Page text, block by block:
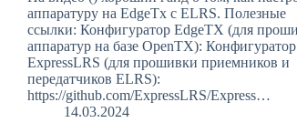
аппаратуру на EdgeTx с ELRS. Полезные
ссылки: Конфигуратор EdgeTX (для
аппаратур на базе OpenTX): Конфигуратор
ExpressLRS (для прошивки приемников и
передатчиков ELRS):
https://github.com/ExpressLRS/Express…
14.03.2024